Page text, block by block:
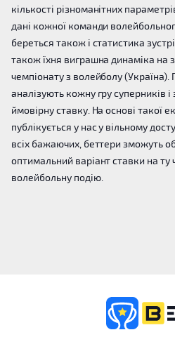
кількості різноманітних
дані кожної команди
береться також і статистика
також їхня виграшна динаміка на
чемпіонату з волейболу (Україна).
аналізують кожну гру суперників
ймовірну ставку. На основі такої
публікується у нас у вільному
всіх бажаючих, беттери зможуть
оптимальний варіант ставки на ту
волейбольну подію.